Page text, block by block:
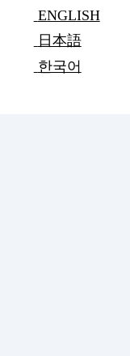
ENGLISH
日本語
한국어